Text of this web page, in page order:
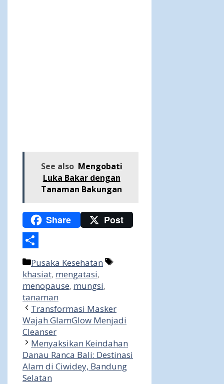
See also Mengobati
Luka Bakar dengan
Tanaman Bakungan
Share Post
Share
Categories
Pusaka Kesehatan
Tags
khasiat, mengatasi,
menopause, mungsi,
tanaman
Transformasi Masker
Wajah GlamGlow Menjadi
Cleanser
Menyaksikan Keindahan
Danau Ranca Bali: Destinasi
Alam di Ciwidey, Bandung
Selatan